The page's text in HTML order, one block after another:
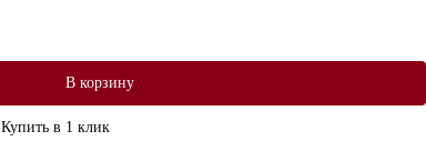
В корзину
Купить в 1 клик